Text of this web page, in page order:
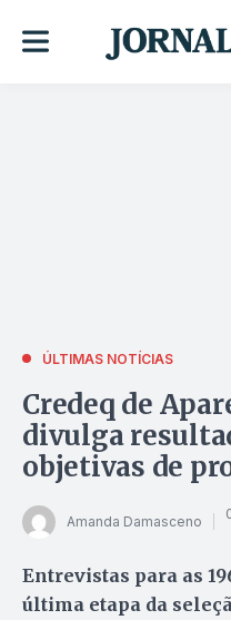
ÚLTIMAS NOTÍCIAS
Credeq de
divulga
objetivas de
Amanda Damasceno
Entrevistas para as
última etapa da